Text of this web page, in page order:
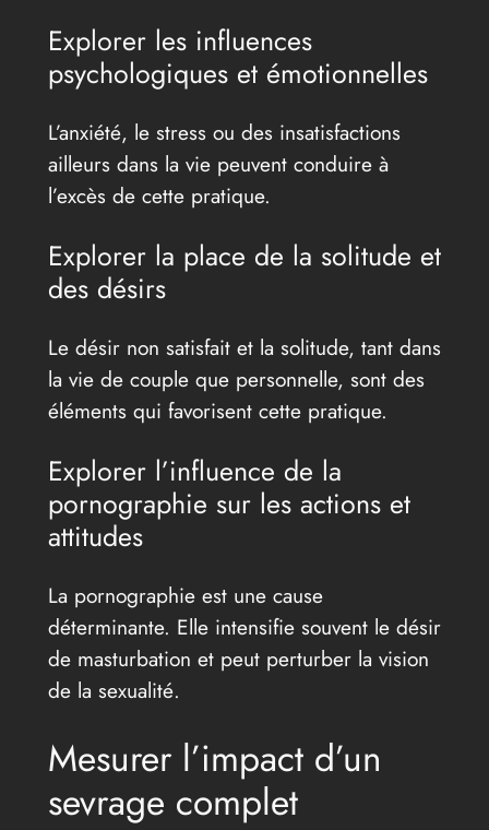
Explorer les influences
psychologiques et émotionnelles
L’anxiété, le stress ou des insatisfactions
ailleurs dans la vie peuvent conduire à
l’excès de cette pratique.
Explorer la place de la solitude et
des désirs
Le désir non satisfait et la solitude, tant dans
la vie de couple que personnelle, sont des
éléments qui favorisent cette pratique.
Explorer l’influence de la
pornographie sur les actions et
attitudes
La pornographie est une cause
déterminante. Elle intensifie souvent le désir
de masturbation et peut perturber la vision
de la sexualité.
Mesurer l’impact d’un
sevrage complet